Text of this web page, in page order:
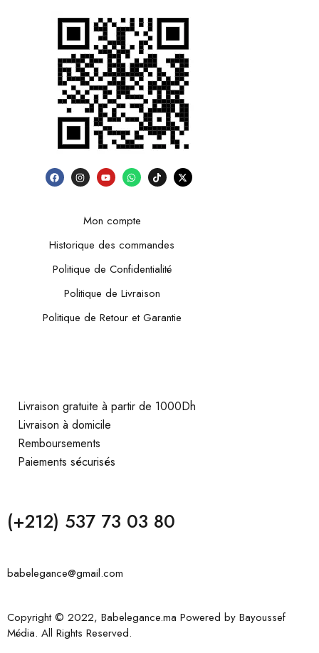
Mon compte
Historique des commandes
Politique de Confidentialité
Politique de Livraison
Politique de Retour et Garantie
Livraison gratuite à partir de 1000Dh
Livraison à domicile
Remboursements
Paiements sécurisés
(+212) 537 73 03 80
babelegance@gmail.com
Copyright © 2022, Babelegance.ma Powered by Bayoussef
Média. All Rights Reserved.